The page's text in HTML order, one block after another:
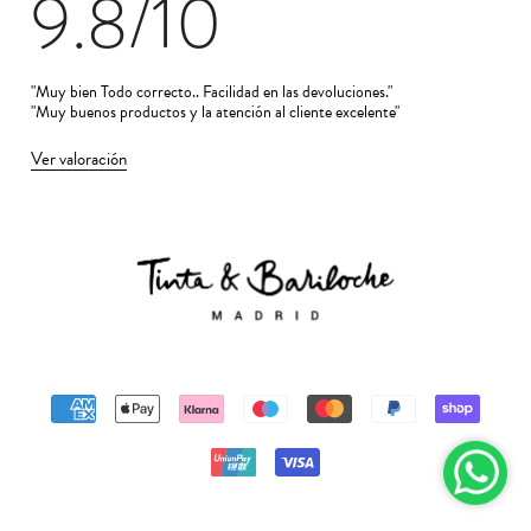
9.8/10
"Muy bien Todo correcto.. Facilidad en las devoluciones."
"Muy buenos productos y la atención al cliente excelente"
Ver valoración